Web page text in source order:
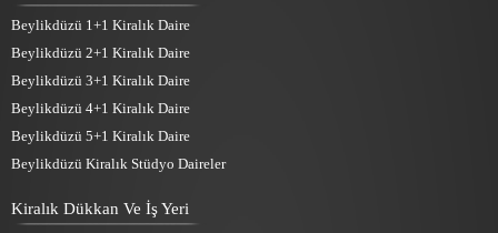
Beylikdüzü 1+1 Kiralık Daire
Beylikdüzü 2+1 Kiralık Daire
Beylikdüzü 3+1 Kiralık Daire
Beylikdüzü 4+1 Kiralık Daire
Beylikdüzü 5+1 Kiralık Daire
Beylikdüzü Kiralık Stüdyo Daireler
Kiralık Dükkan Ve İş Yeri